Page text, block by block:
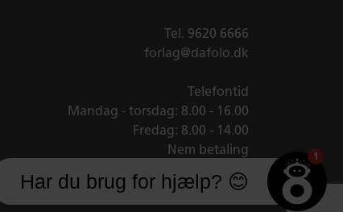
Tel. 9620 6666
forlag@dafolo.dk
Telefontid
Mandag - torsdag: 8.00 - 16.00
Fredag: 8.00 - 14.00
Nem betaling
1
Har du brug for hjælp? 😊